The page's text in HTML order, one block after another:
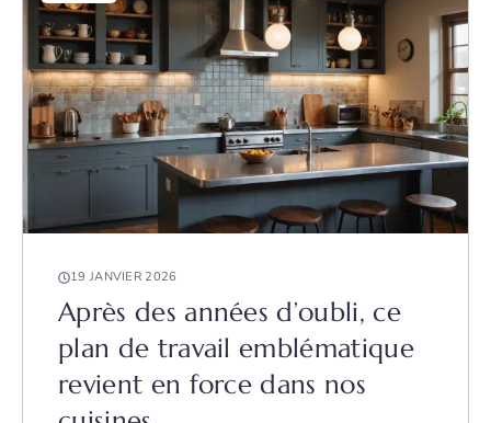
19 JANVIER 2026
Après des années d’oubli, ce
plan de travail emblématique
revient en force dans nos